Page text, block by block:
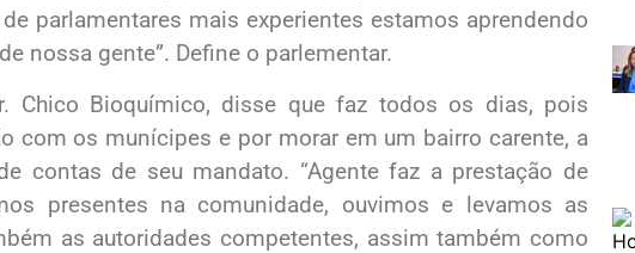
parlamentares mais experientes estamos aprendendo
nossa gente”. Define o parlementar.
Chico Bioquímico, disse que faz todos os dias, pois
com os munícipes e por morar em um bairro carente, a
contas de seu mandato. “Agente faz a prestação de
presentes na comunidade, ouvimos e levamos as
as autoridades competentes, assim também como